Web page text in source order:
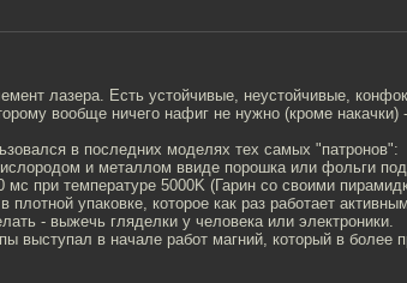
лазера. Есть устойчивые, неустойчивые,
вообще ничего нафиг не нужно (кроме накачки)
в последних моделях тех самых "патронов":
и металлом ввиде порошка или фольги
мс при температуре 5000K (Гарин со своими
плотной упаковке, которое как раз работает
- выжечь гляделки у человека или электроники.
выступал в начале работ магний, который в более